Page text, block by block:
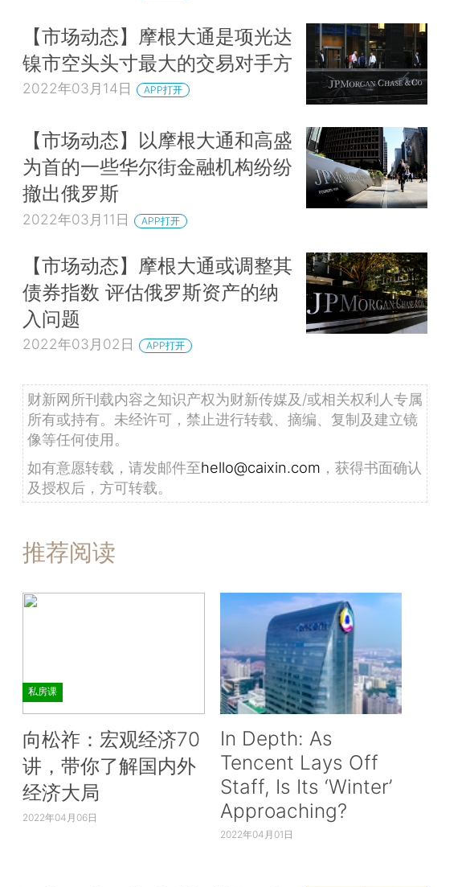
【市场动态】摩根大通是项光达
镍市空头头寸最大的交易对手方
2022年03月14日 APP打开
【市场动态】以摩根大通和高盛
为首的一些华尔街金融机构纷纷
撤出俄罗斯
2022年03月11日 APP打开
【市场动态】摩根大通或调整其
债券指数 评估俄罗斯资产的纳
入问题
2022年03月02日 APP打开
财新网所刊载内容之知识产权为财新传媒及/或相关权利人专属
所有或持有。未经许可，禁止进行转载、摘编、复制及建立镜
像等任何使用。
如有意愿转载，请发邮件至hello@caixin.com ，获得书面确认
及授权后，方可转载。
推荐阅读
私房课
向松祚：宏观经济70
讲，带你了解国内外
经济大局
2022年04月06日
In Depth: As
Tencent Lays Off
Staff, Is Its ‘Winter’
Approaching?
2022年04月01日